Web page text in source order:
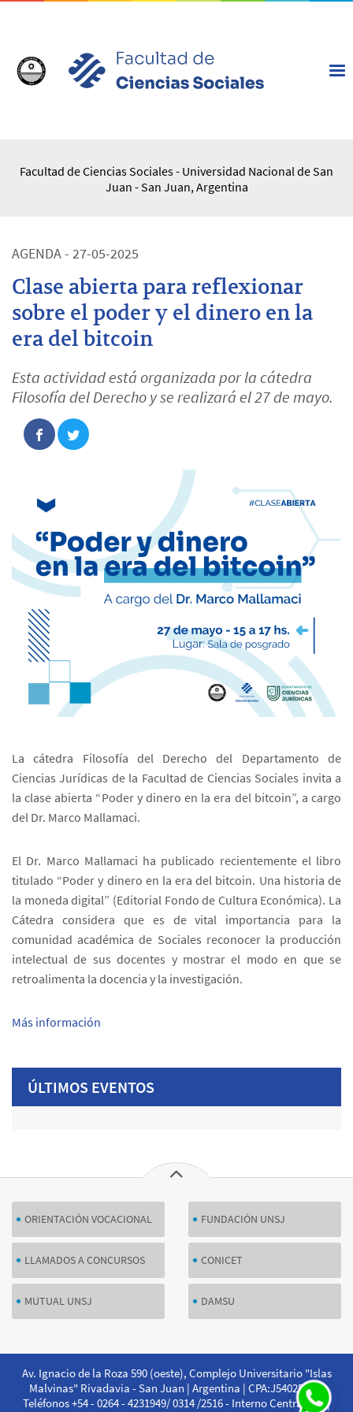
Facultad de Ciencias Sociales - Universidad Nacional de San
Juan - San Juan, Argentina
AGENDA - 27-05-2025
Clase abierta para reflexionar
sobre el poder y el dinero en la
era del bitcoin
Esta actividad está organizada por la cátedra
Filosofía del Derecho y se realizará el 27 de mayo.
La cátedra Filosofía del Derecho del Departamento de
Ciencias Jurídicas de la Facultad de Ciencias Sociales invita a
la clase abierta “Poder y dinero en la era del bitcoin”, a cargo
del Dr. Marco Mallamaci.
El Dr. Marco Mallamaci ha publicado recientemente el libro
titulado “Poder y dinero en la era del bitcoin. Una historia de
la moneda digital” (Editorial Fondo de Cultura Económica). La
Cátedra considera que es de vital importancia para la
comunidad académica de Sociales reconocer la producción
intelectual de sus docentes y mostrar el modo en que se
retroalimenta la docencia y la investigación.
Más información
ÚLTIMOS EVENTOS
ORIENTACIÓN VOCACIONAL FUNDACIÓN UNSJ
LLAMADOS A CONCURSOS CONICET
MUTUAL UNSJ DAMSU
Av. Ignacio de la Roza 590 (oeste), Complejo Universitario "Islas
Malvinas" Rivadavia - San Juan | Argentina | CPA:J5402DCS |
Teléfonos +54 - 0264 - 4231949/ 0314 /2516 - Interno Central 201 |